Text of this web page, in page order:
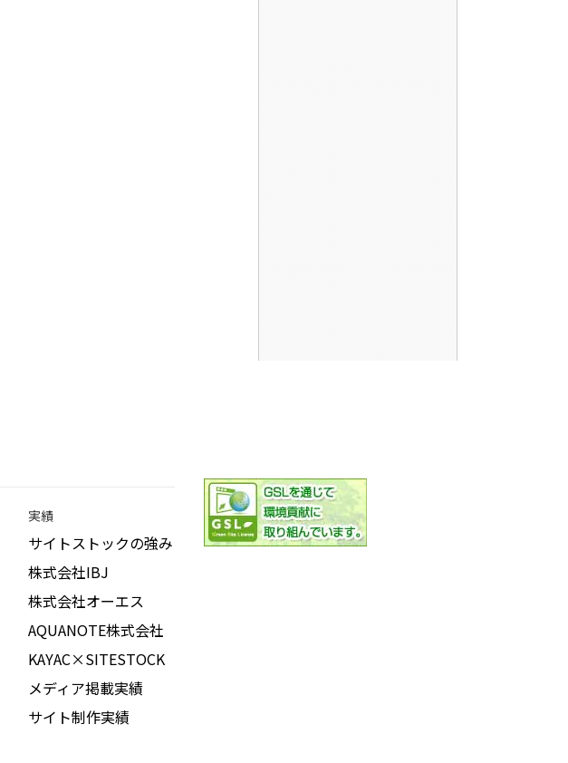
実績
サイトストックの強み
株式会社IBJ
株式会社オーエス
AQUANOTE株式会社
KAYAC×SITESTOCK
メディア掲載実績
サイト制作実績